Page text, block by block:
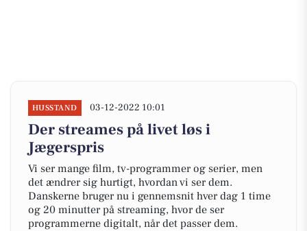
HUSSTAND 03-12-2022 10:01
Der streames på livet løs i
Jægerspris
Vi ser mange film, tv-programmer og serier, men
det ændrer sig hurtigt, hvordan vi ser dem.
Danskerne bruger nu i gennemsnit hver dag 1 time
og 20 minutter på streaming, hvor de ser
programmerne digitalt, når det passer dem.